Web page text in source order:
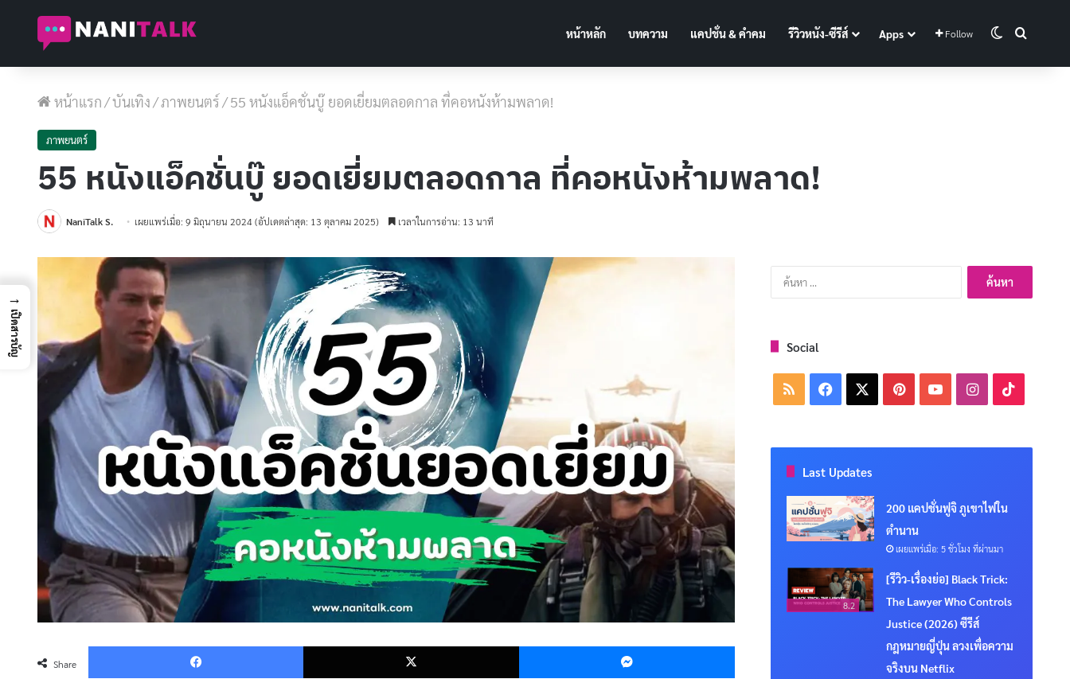
หน้าหลัก บทความ แคปชั่น & คำคม รีวิวหนัง-ซีรีส์ Apps Follow Switch skin
หน้าแรก/บันเทิง/ภาพยนตร์/55 หนังแอ็คชั่นบู๊ ยอดเยี่ยมตลอดกาล ที่คอหนังห้ามพลาด!
ภาพยนตร์
55 หนังแอ็คชั่นบู๊ ยอดเยี่ยมตลอดกาล ที่คอหนังห้ามพลาด!
NaniTalk S. เผยแพร่เมื่อ: 9 มิถุนายน 2024 (อัปเดตล่าสุด: 13 ตุลาคม 2025) เวลาในการอ่าน: 13 นาที
Share
Facebook X Messenger
ค้นหา
สำหรับ:
Social
RSS Facebook PinterestYouTubeInstagram
Last Updates
200 แคปชั่นฟูจิ ภูเขาไฟใน
ตำนาน
เผยแพร่เมื่อ: 5 ชั่วโมง ที่ผ่านมา
8.2
[รีวิว-เรื่องย่อ] Black Trick:
The Lawyer Who Controls
Justice (2026) ซีรีส์
กฎหมายญี่ปุ่น ลวงเพื่อความ
จริงบน Netflix
→
เปิดสารบัญ